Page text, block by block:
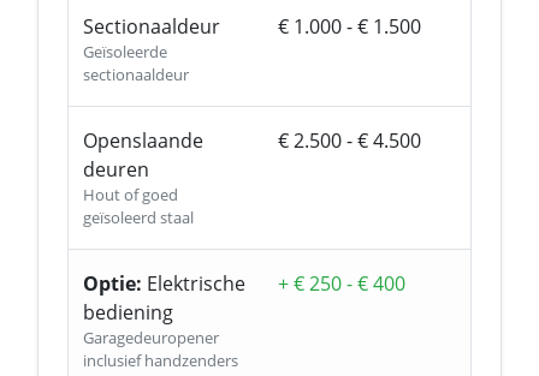
Sectionaaldeur
Geïsoleerde
sectionaaldeur
€ 1.000 - € 1.500
Openslaande
deuren
Hout of goed
geïsoleerd staal
€ 2.500 - € 4.500
Optie: Elektrische
bediening
Garagedeuropener
inclusief handzenders
+ € 250 - € 400